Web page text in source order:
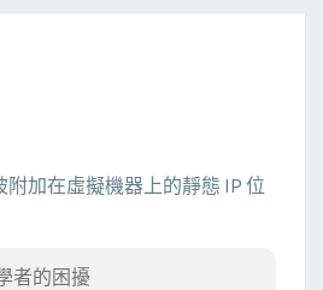
附加在虛擬機器上的靜態 IP 位
者的困擾